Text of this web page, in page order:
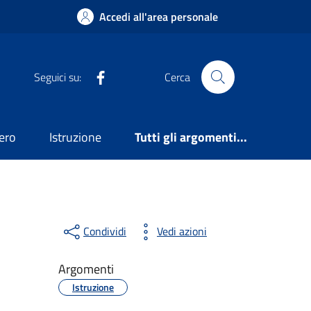
Accedi all'area personale
Seguici su: Cerca
Istruzione Tutti gli argomenti...
Condividi Vedi azioni
Argomenti
Istruzione